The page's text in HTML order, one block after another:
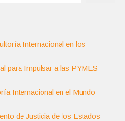
Internacional en los
para Impulsar a las PYMES
Internacional en el Mundo
de Justicia de los Estados